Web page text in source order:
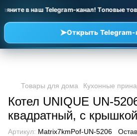
в наш Telegram-канал! Топовые
➤Открыть Telegram-
Товары для дома Кухонные
Котел UNIQUE UN-
квадратный, с
Артикул: Matrix7kmPof-UN-5206